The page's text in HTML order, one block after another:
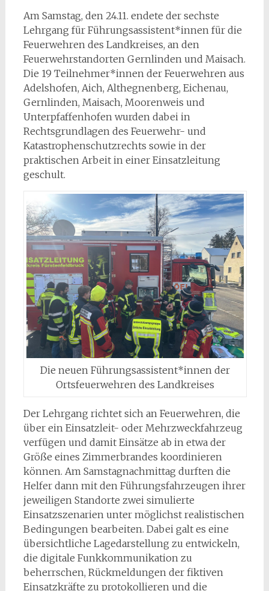
Am Samstag, den 24.11. endete der sechste
Lehrgang für Führungsassistent*innen für die
Feuerwehren des Landkreises, an den
Feuerwehrstandorten Gernlinden und Maisach.
Die 19 Teilnehmer*innen der Feuerwehren aus
Adelshofen, Aich, Althegnenberg, Eichenau,
Gernlinden, Maisach, Moorenweis und
Unterpfaffenhofen wurden dabei in
Rechtsgrundlagen des Feuerwehr- und
Katastrophenschutzrechts sowie in der
praktischen Arbeit in einer Einsatzleitung
geschult.
Die neuen Führungsassistent*innen der
Ortsfeuerwehren des Landkreises
Der Lehrgang richtet sich an Feuerwehren, die
über ein Einsatzleit- oder Mehrzweckfahrzeug
verfügen und damit Einsätze ab in etwa der
Größe eines Zimmerbrandes koordinieren
können. Am Samstagnachmittag durften die
Helfer dann mit den Führungsfahrzeugen ihrer
jeweiligen Standorte zwei simulierte
Einsatzszenarien unter möglichst realistischen
Bedingungen bearbeiten. Dabei galt es eine
übersichtliche Lagedarstellung zu entwickeln,
die digitale Funkkommunikation zu
beherrschen, Rückmeldungen der fiktiven
Einsatzkräfte zu protokollieren und die